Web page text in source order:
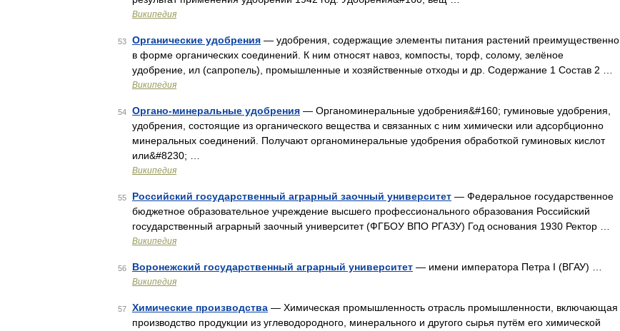
Википедия
53 Органические удобрения — удобрения, содержащие элементы питания растений преимущественно
в форме органических соединений. К ним относят навоз, компосты, торф, солому, зелёное
удобрение, ил (сапропель), промышленные и хозяйственные отходы и др. Содержание 1 Состав 2 …
Википедия
54 Органо-минеральные удобрения — Органоминеральные удобрения&#160; гуминовые удобрения,
удобрения, состоящие из органического вещества и связанных с ним химически или адсорбционно
минеральных соединений. Получают органоминеральные удобрения обработкой гуминовых кислот
или&#8230; …
Википедия
55 Российский государственный аграрный заочный университет — Федеральное государственное
бюджетное образовательное учреждение высшего профессионального образования Российский
государственный аграрный заочный университет (ФГБОУ ВПО РГАЗУ) Год основания 1930 Ректор …
Википедия
56 Воронежский государственный аграрный университет — имени императора Петра I (ВГАУ) …
Википедия
57 Химические производства — Химическая промышленность отрасль промышленности, включающая
производство продукции из углеводородного, минерального и другого сырья путём его химической